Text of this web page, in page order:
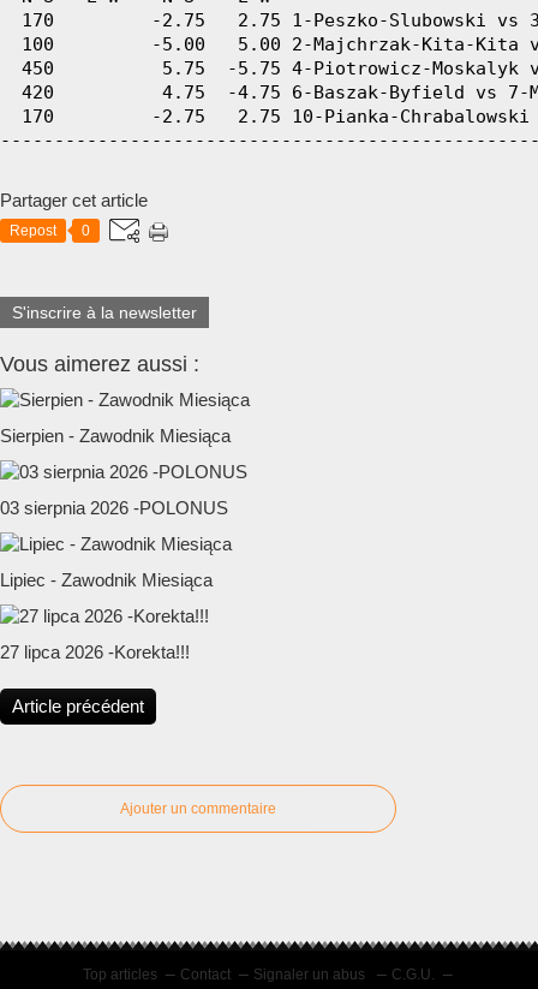
Partager cet article
Repost 0
S'inscrire à la newsletter
Vous aimerez aussi :
Sierpien - Zawodnik Miesiąca
03 sierpnia 2026 -POLONUS
Lipiec - Zawodnik Miesiąca
27 lipca 2026 -Korekta!!!
Article précédent
Ajouter un commentaire
Top articles Contact Signaler un abus
C.G.U.